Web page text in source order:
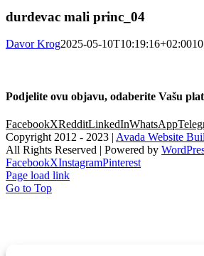
durdevac mali princ_04
Davor Krog2025-05-10T10:19:16+02:00
Podjelite ovu objavu, odaberite Vašu
FacebookXRedditLinkedInWhatsApp
Copyright 2012 - 2023 | Avada Website
All Rights Reserved | Powered by
FacebookXInstagramPinterest
Page load link
Go to Top